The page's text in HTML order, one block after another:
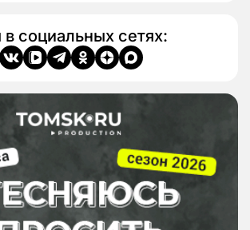
социальных сетях: